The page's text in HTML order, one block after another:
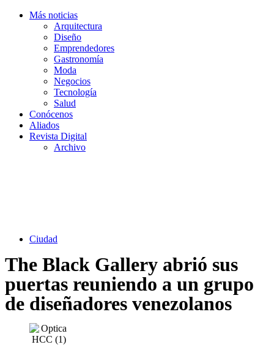
Más noticias
Arquitectura
Diseño
Emprendedores
Gastronomía
Moda
Negocios
Tecnología
Salud
Conócenos
Aliados
Revista Digital
Archivo
Ciudad
The Black Gallery abrió sus
puertas reuniendo a un grupo
de diseñadores venezolanos